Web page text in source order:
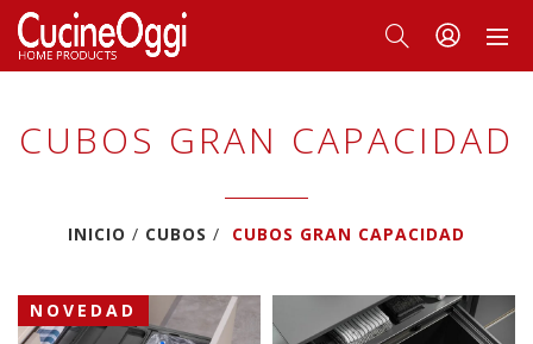
CUBOS GRAN CAPACIDAD
INICIO CUBOS CUBOS GRAN CAPACIDAD
NOVEDAD